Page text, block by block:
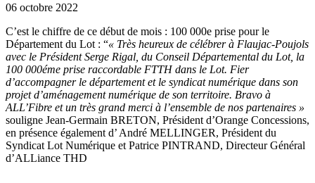
06 octobre 2022
C’est le chiffre de ce début de mois : 100 000e prise pour le
Département du Lot : “« Très heureux de célébrer à Flaujac-Poujols
avec le Président Serge Rigal, du Conseil Départemental du Lot, la
100 000éme prise raccordable FTTH dans le Lot. Fier
d’accompagner le département et le syndicat numérique dans son
projet d’aménagement numérique de son territoire. Bravo à
ALL’Fibre et un très grand merci à l’ensemble de nos partenaires »
souligne Jean-Germain BRETON, Président d’Orange Concessions,
en présence également d’ André MELLINGER, Président du
Syndicat Lot Numérique et Patrice PINTRAND, Directeur Général
d’ALLiance THD